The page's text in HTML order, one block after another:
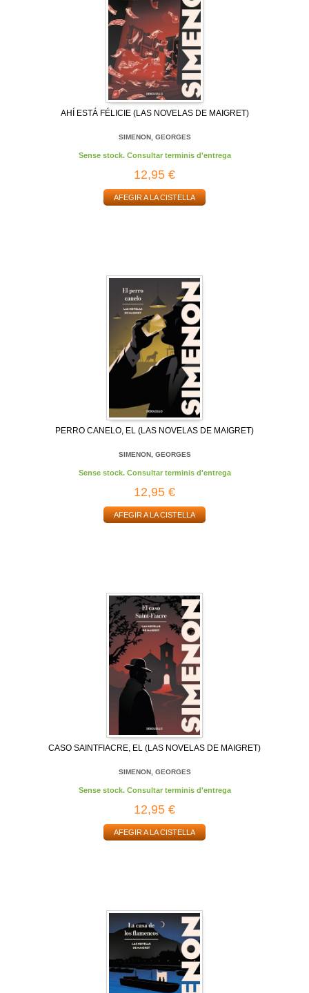
AHÍ ESTÁ FÉLICIE (LAS NOVELAS DE MAIGRET)
SIMENON, GEORGES
Sense stock. Consultar terminis d'entrega
12,95 €
AFEGIR A LA CISTELLA
PERRO CANELO, EL (LAS NOVELAS DE MAIGRET)
SIMENON, GEORGES
Sense stock. Consultar terminis d'entrega
12,95 €
AFEGIR A LA CISTELLA
CASO SAINTFIACRE, EL (LAS NOVELAS DE MAIGRET)
SIMENON, GEORGES
Sense stock. Consultar terminis d'entrega
12,95 €
AFEGIR A LA CISTELLA